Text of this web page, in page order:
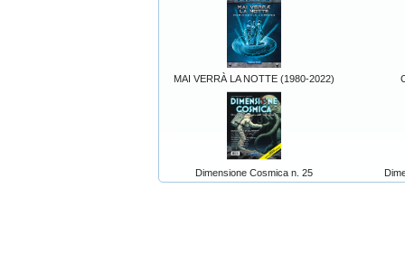
MAI VERRÀ LA NOTTE (1980-2022)
Dimensione Cosmica n. 25